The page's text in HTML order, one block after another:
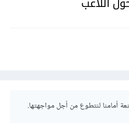
أمامنا لنتطوع من أجل مواجهتها.